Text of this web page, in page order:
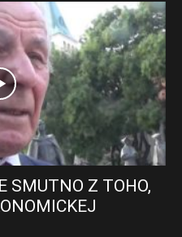
SMUTNO Z TOHO,